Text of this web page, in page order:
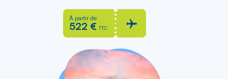
À partir de
522 € TTC